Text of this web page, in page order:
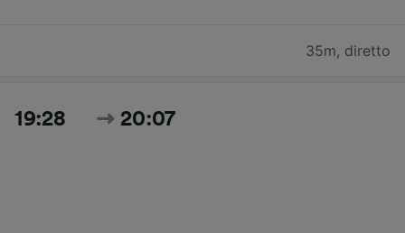
35m, diretto
19:28 20:07